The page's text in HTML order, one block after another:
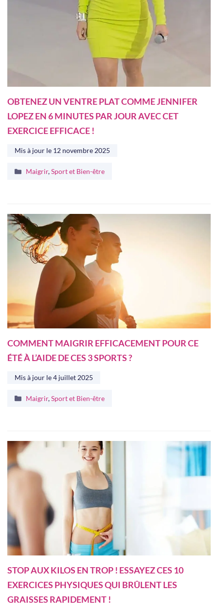
OBTENEZ UN VENTRE PLAT COMME JENNIFER
LOPEZ EN 6 MINUTES PAR JOUR AVEC CET
EXERCICE EFFICACE !
Mis à jour le 12 novembre 2025
Catégories
Maigrir,Sport et Bien-être
COMMENT MAIGRIR EFFICACEMENT POUR CE
ÉTÉ À L’AIDE DE CES 3 SPORTS ?
Mis à jour le4 juillet 2025
Catégories
Maigrir,Sport et Bien-être
STOP AUX KILOS EN TROP ! ESSAYEZ CES 10
EXERCICES PHYSIQUES QUI BRÛLENT LES
GRAISSES RAPIDEMENT !